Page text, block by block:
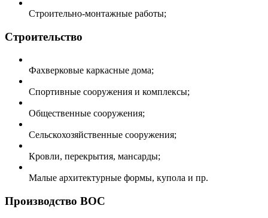
Строительно-монтажные работы;
Строительство
Фахверковые каркасные дома;
Спортивные сооружения и комплексы;
Общественные сооружения;
Сельскохозяйственные сооружения;
Кровли, перекрытия, мансарды;
Малые архитектурные формы, купола и пр.
Производство ВОС